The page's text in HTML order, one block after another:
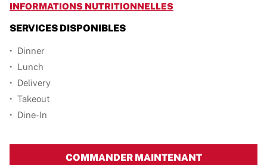
COMMANDER MAINTENANT
INFORMATIONS NUTRITIONNELLES
SERVICES DISPONIBLES
Dinner
Lunch
Delivery
Takeout
Dine-In